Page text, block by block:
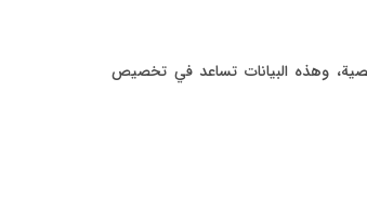
وهذه البيانات تساعد في تخصيص